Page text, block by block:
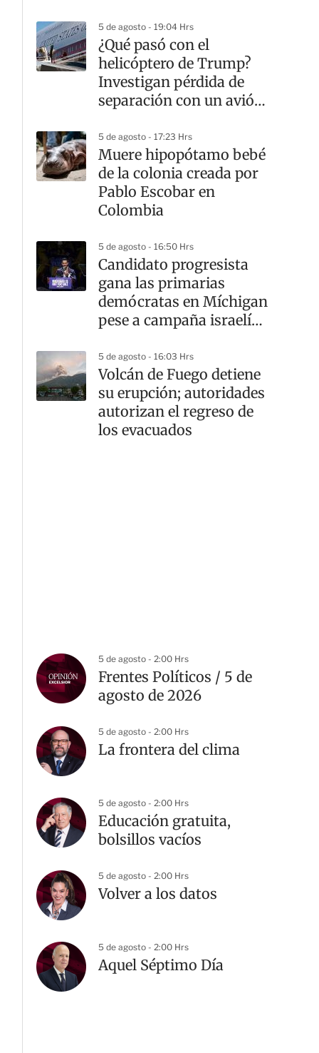
5 de agosto - 19:04 Hrs
¿Qué pasó con el
helicóptero de Trump?
Investigan pérdida de
separación con un avión
5 de agosto - 17:23 Hrs
Muere hipopótamo bebé
de la colonia creada por
Pablo Escobar en
Colombia
5 de agosto - 16:50 Hrs
Candidato progresista
gana las primarias
demócratas en Míchigan
pese a campaña israelí
5 de agosto - 16:03 Hrs
Volcán de Fuego detiene
su erupción; autoridades
autorizan el regreso de
los evacuados
5 de agosto - 2:00 Hrs
Frentes Políticos / 5 de
agosto de 2026
5 de agosto - 2:00 Hrs
La frontera del clima
5 de agosto - 2:00 Hrs
Educación gratuita,
bolsillos vacíos
5 de agosto - 2:00 Hrs
Volver a los datos
5 de agosto - 2:00 Hrs
Aquel Séptimo Día